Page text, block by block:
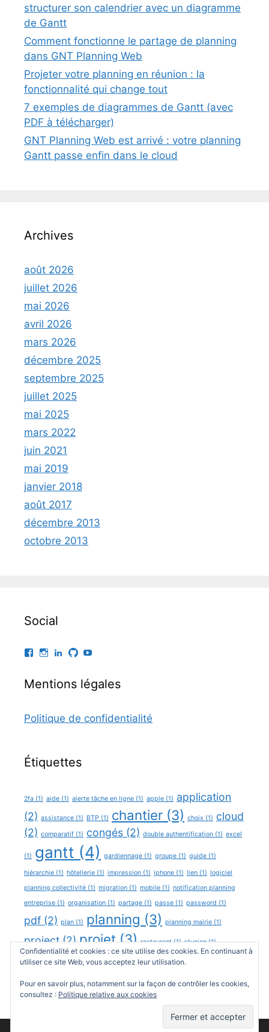
structurer son calendrier avec un diagramme
de Gantt
Comment fonctionne le partage de planning
dans GNT Planning Web
Projeter votre planning en réunion : la
fonctionnalité qui change tout
7 exemples de diagrammes de Gantt (avec
PDF à télécharger)
GNT Planning Web est arrivé : votre planning
Gantt passe enfin dans le cloud
Archives
août 2026
juillet 2026
mai 2026
avril 2026
mars 2026
décembre 2025
septembre 2025
juillet 2025
mai 2025
mars 2022
juin 2021
mai 2019
janvier 2018
août 2017
décembre 2013
octobre 2013
Social
Facebook
Instagram
LinkedIn
GitHub
Mentions légales
Politique de confidentialité
Étiquettes
2fa (1) aide (1) alerte tâche en ligne (1) apple (1) application
(2) assistance (1) BTP (1) chantier (3) choix (1) cloud
(2) comparatif (1) congés (2) double authentification (1) excel
(1) gantt (4) gardiennage (1) groupe (1) guide (1)
hiérarchie (1) hôtellerie (1) impression (1) iphone (1) lien (1) logiciel
planning collectivité (1) migration (1) mobile (1) notification planning
entreprise (1) organisation (1) partage (1) passe (1) password (1)
pdf (2) plan (1) planning (3) planning mairie (1)
project(2) projet(3) restaurant(1) réunion(1)
secteur(3) support(1) sécurité(1) team(1)
équipe(5)
Confidentialité et cookies : ce site utilise des cookies. En continuant à
utiliser ce site Web, vous acceptez leur utilisation.
Pour en savoir plus, notamment sur la façon de contrôler les cookies,
consultez : Politique relative aux cookies